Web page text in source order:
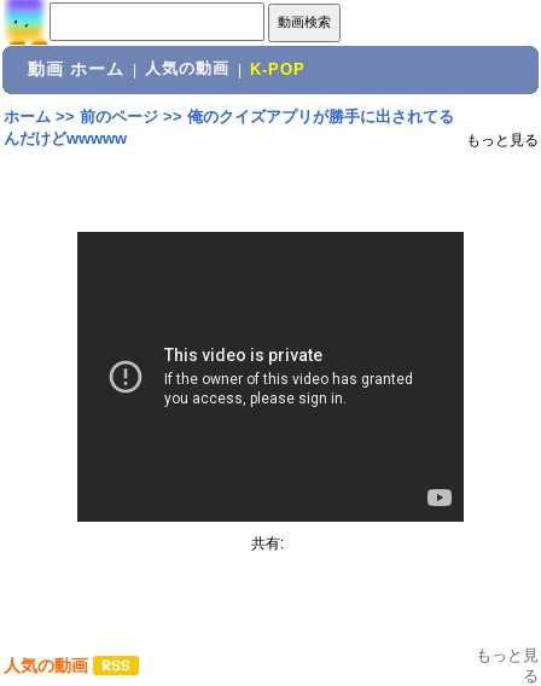
動画 ホーム 人気の動画 K-POP
ホーム>> 前のページ>> 俺のクイズアプリが勝手に出されてる
んだけどwwwww
もっと見る
共有:
人気の動画
もっと見
る